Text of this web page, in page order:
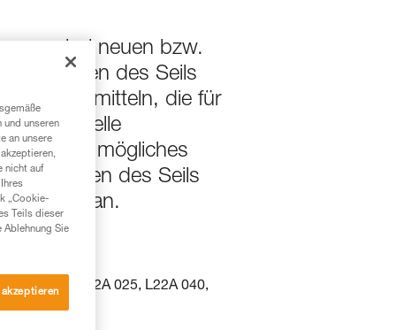
es bei neuen bzw.
des Seils
ermitteln, die für
manuelle
um ein mögliches
des Seils
Produkt an.
ZILLON (L22A 025, L22A 040,
und unseren
an unsere
nicht auf
„Cookie-
Teils dieser
Ablehnung Sie